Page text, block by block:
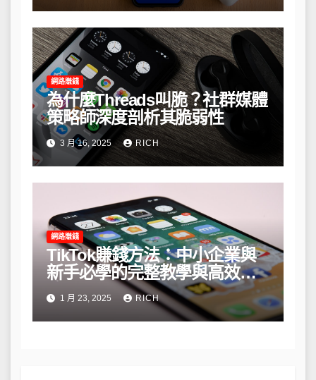
網路賺錢
為什麼Threads叫脆？社群媒體
策略師深度剖析其脆弱性
3 月 16, 2025 RICH
網路賺錢
TikTok賺錢方法：中小企業與
新手必學的完整教學與高效策
略1 月 23, 2025 RICH